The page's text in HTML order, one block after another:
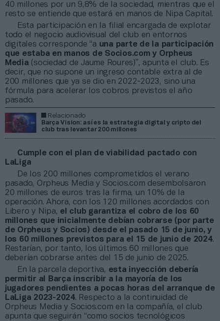
40 millones por un 9,8% de la sociedad, mientras que el
resto se entiende que estará en manos de Nipa Capital.
Esta participación en la filial encargada de explotar
todo el negocio audiovisual del club en entornos
digitales corresponde “a una parte de la participación
que estaba en manos de Socios.com y Orpheus
Media (sociedad de Jaume Roures)”, apunta el club. Es
decir, que no supone un ingreso contable extra al de
200 millones que ya se dio en 2022-2023, sino una
fórmula para acelerar los cobros previstos el año
pasado.
Relacionado
Barça Vision: así es la estrategia digital y cripto del
club tras levantar 200 millones
Cumple con el plan de viabilidad pactado con
LaLiga
De los 200 millones comprometidos el verano
pasado, Orpheus Media y Socios.com desembolsaron
20 millones de euros tras la firma, un 10% de la
operación. Ahora, con los 120 millones acordados con
Libero y Nipa, el club garantiza el cobro de los 60
millones que inicialmente debían cobrarse (por parte
de Orpheus y Socios) desde el pasado 15 de junio, y
los 60 millones previstos para el 15 de junio de 2024.
Restarían, por tanto, los últimos 60 millones que
deberían cobrarse antes del 15 de junio de 2025.
En la parcela deportiva, esta inyección debería
permitir al Barça inscribir a la mayoría de los
jugadores pendientes a pocas horas del arranque de
LaLiga 2023-2024. Respecto a la continuidad de
Orpheus Media y Socios.com en la compañía, el club
apunta que seguirán “como socios tecnológicos